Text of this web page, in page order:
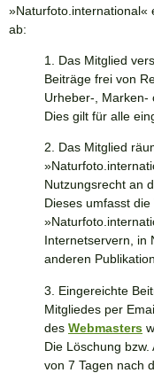
»Naturfoto.international«
ab:
1. Das Mitglied
Beiträge frei von
Urheber-, Marken-
Dies gilt für alle
2. Das Mitglied
»
Nutzungsrecht an
Dieses umfasst
»
Internetservern, in
anderen
3. Eingereichte
Mitgliedes per
des Webmasters
Die Löschung
von 7 Tagen nach